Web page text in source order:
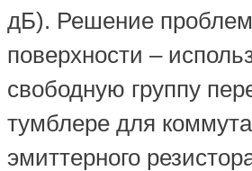
дБ). Решение
поверхности –
свободную группу
тумблере для
эмиттерного